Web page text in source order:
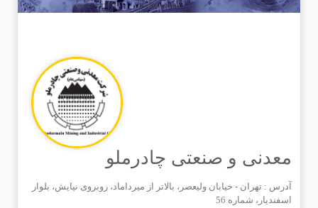
معدنی و صنعتی چادرملو
آدرس : تهران - خیابان ولیعصر، بالاتر از میرداماد، روبروی نیایش، بلوار
اسفندیار، شماره 56